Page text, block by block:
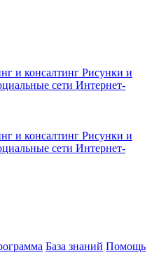
и консалтинг Рисунки и
сети Интернет-
и консалтинг Рисунки и
сети Интернет-
База знаний Помощь